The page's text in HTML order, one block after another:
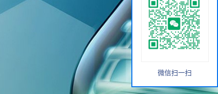
微信扫一扫